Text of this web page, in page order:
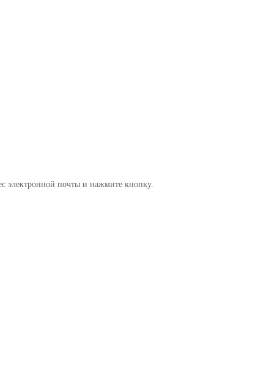
электронной почты и нажмите кнопку.